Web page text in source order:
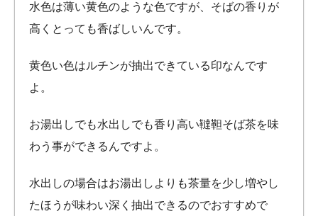
水色は薄い黄色のような色ですが、そばの香りが
高くとっても香ばしいんです。
黄色い色はルチンが抽出できている印なんです
よ。
お湯出しでも水出しでも香り高い韃靼そば茶を味
わう事ができるんですよ。
水出しの場合はお湯出しよりも茶量を少し増やし
たほうが味わい深く抽出できるのでおすすめで